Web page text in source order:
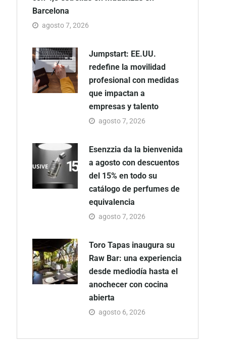
Barcelona
agosto 7, 2026
Jumpstart: EE.UU.
redefine la movilidad
profesional con medidas
que impactan a
empresas y talento
agosto 7, 2026
Esenzzia da la bienvenida
a agosto con descuentos
del 15% en todo su
catálogo de perfumes de
equivalencia
agosto 7, 2026
Toro Tapas inaugura su
Raw Bar: una experiencia
desde mediodía hasta el
anochecer con cocina
abierta
agosto 6, 2026